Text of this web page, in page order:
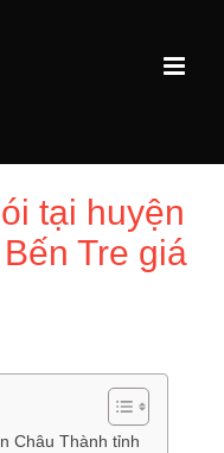
tại huyện
Tre giá
Châu Thành tỉnh